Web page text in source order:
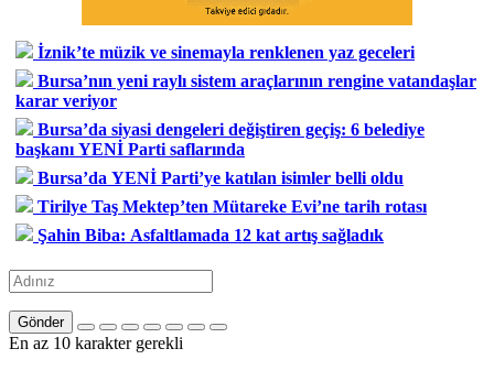
İznik’te müzik ve sinemayla renklenen yaz geceleri
Bursa’nın yeni raylı sistem araçlarının rengine vatandaşlar
karar veriyor
Bursa’da siyasi dengeleri değiştiren geçiş: 6 belediye
başkanı YENİ Parti saflarında
Bursa’da YENİ Parti’ye katılan isimler belli oldu
Tirilye Taş Mektep’ten Mütareke Evi’ne tarih rotası
Şahin Biba: Asfaltlamada 12 kat artış sağladık
Gönder
En az 10 karakter gerekli